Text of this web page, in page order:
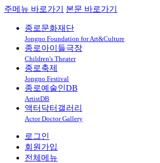
주메뉴 바로가기 본문 바로가기
종로문화재단
Jongno Foundation for Art&Culture
종로아이들극장
Children's Theater
종로축제
Jongno Festival
종로예술인DB
ArtistDB
액터닥터갤러리
Actor Doctor Gallery
로그인
회원가입
전체메뉴